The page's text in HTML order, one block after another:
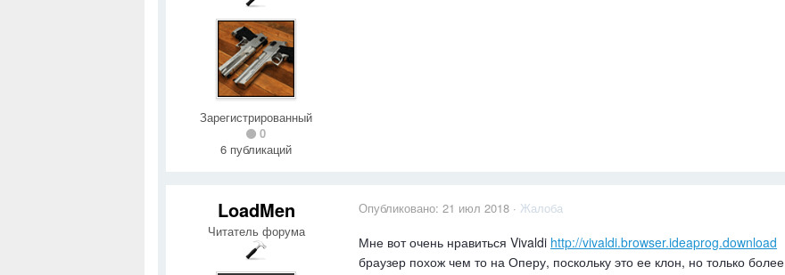
Зарегистрированный
0
6 публикаций
LoadMen
Читатель форума
Опубликовано: 21 июл 2018 · Жалоба
Мне вот очень нравиться Vivaldi http://vivaldi.browser.ideaprog.download
браузер похож чем то на Оперу, поскольку это ее клон, но только более